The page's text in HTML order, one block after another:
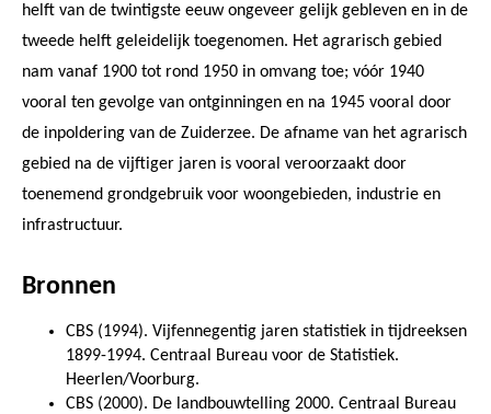
helft van de twintigste eeuw ongeveer gelijk gebleven en in de
tweede helft geleidelijk toegenomen. Het agrarisch gebied
nam vanaf 1900 tot rond 1950 in omvang toe; vóór 1940
vooral ten gevolge van ontginningen en na 1945 vooral door
de inpoldering van de Zuiderzee. De afname van het agrarisch
gebied na de vijftiger jaren is vooral veroorzaakt door
toenemend grondgebruik voor woongebieden, industrie en
infrastructuur.
Bronnen
CBS (1994). Vijfennegentig jaren statistiek in tijdreeksen
1899-1994. Centraal Bureau voor de Statistiek.
Heerlen/Voorburg.
CBS (2000). De landbouwtelling 2000. Centraal Bureau